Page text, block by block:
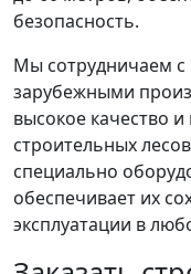
безопасность.
Мы сотрудничаем
зарубежными
высокое качество
строительных
специально
обеспечивает их
эксплуатации в